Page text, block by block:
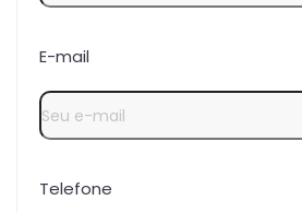
E-mail
Telefone